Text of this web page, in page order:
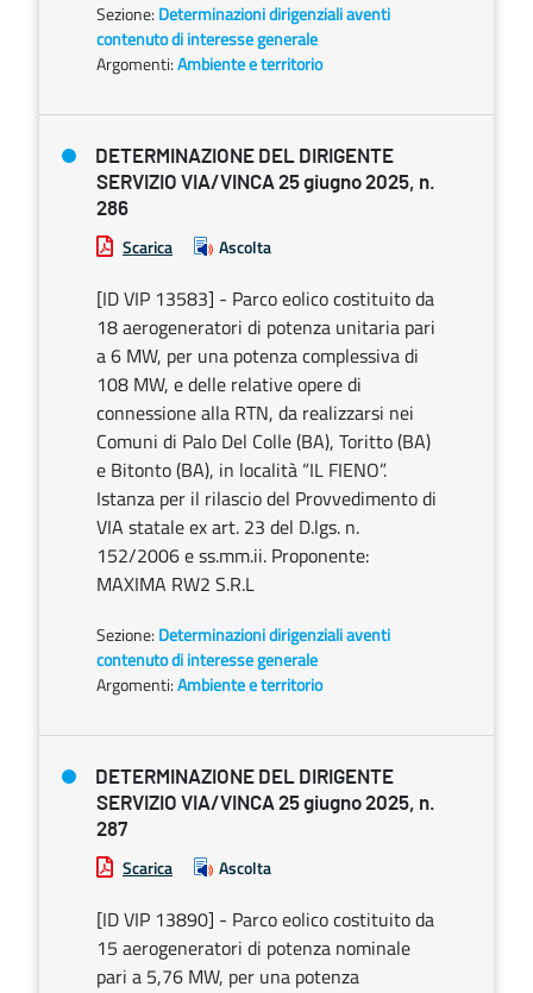
Sezione: Determinazioni dirigenziali aventi
contenuto di interesse generale
Argomenti:Ambiente e territorio
DETERMINAZIONE DEL DIRIGENTE
SERVIZIO VIA/VINCA 25 giugno 2025, n.
286
Scarica Ascolta
[ID VIP 13583] - Parco eolico costituito da
18 aerogeneratori di potenza unitaria pari
a 6 MW, per una potenza complessiva di
108 MW, e delle relative opere di
connessione alla RTN, da realizzarsi nei
Comuni di Palo Del Colle (BA), Toritto (BA)
e Bitonto (BA), in località “IL FIENO”.
Istanza per il rilascio del Provvedimento di
VIA statale ex art. 23 del D.lgs. n.
152/2006 e ss.mm.ii. Proponente:
MAXIMA RW2 S.R.L
Sezione: Determinazioni dirigenziali aventi
contenuto di interesse generale
Argomenti:Ambiente e territorio
DETERMINAZIONE DEL DIRIGENTE
SERVIZIO VIA/VINCA 25 giugno 2025, n.
287
Scarica Ascolta
[ID VIP 13890] - Parco eolico costituito da
15 aerogeneratori di potenza nominale
pari a 5,76 MW, per una potenza